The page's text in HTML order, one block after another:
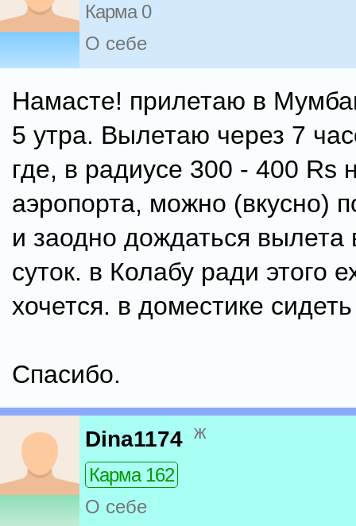
Карма 0
О себе
Намасте! прилетаю в
5 утра. Вылетаю через 7
где, в радиусе 300 - 400 Rs
аэропорта, можно (вкусно)
и заодно дождаться вылета
суток. в Колабу ради этого
хочется. в доместике
Спасибо.
Dina1174 ж
Карма 162
О себе